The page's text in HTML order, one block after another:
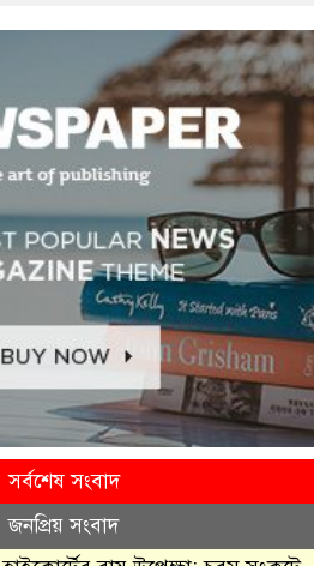
সর্বশেষ সংবাদ
জনপ্রিয় সংবাদ